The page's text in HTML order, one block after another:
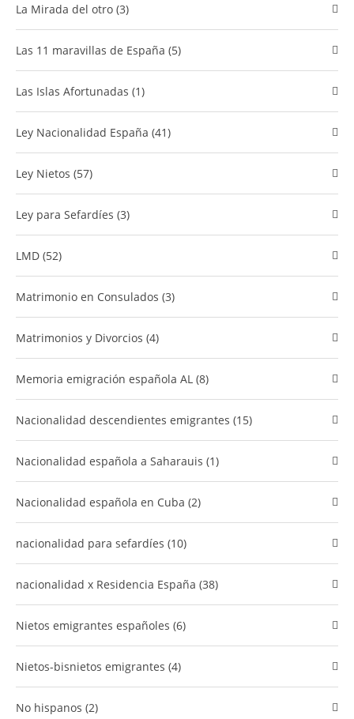
La Mirada del otro (3)
Las 11 maravillas de España (5)
Las Islas Afortunadas (1)
Ley Nacionalidad España (41)
Ley Nietos (57)
Ley para Sefardíes (3)
LMD (52)
Matrimonio en Consulados (3)
Matrimonios y Divorcios (4)
​Memoria emigración española AL (8)
Nacionalidad descendientes emigrantes (15)
Nacionalidad española a Saharauis (1)
nacionalidad española en Cuba (2)
​nacionalidad para sefardíes (10)
​nacionalidad x Residencia España (38)
Nietos emigrantes españoles (6)
nietos-bisnietos emigrantes (4)
no hispanos (2)